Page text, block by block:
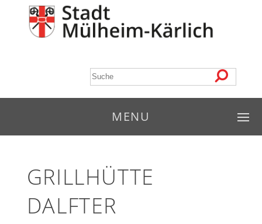
MENU
GRILLHÜTTE
DALFTER